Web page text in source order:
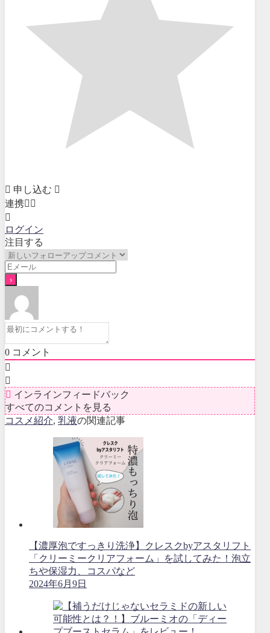
申し込む
連携
ログイン
注目する
0 コメント
インラインフィードバック
すべてのコメントを見る
コスメ紹介, 乳液の関連記事
【濃厚泡ですっきり洗浄】クレスクbyアスタリフト
「クリーミークリアフォーム」を試してみた！泡立
ちや保湿力、コスパなど
2024年6月9日